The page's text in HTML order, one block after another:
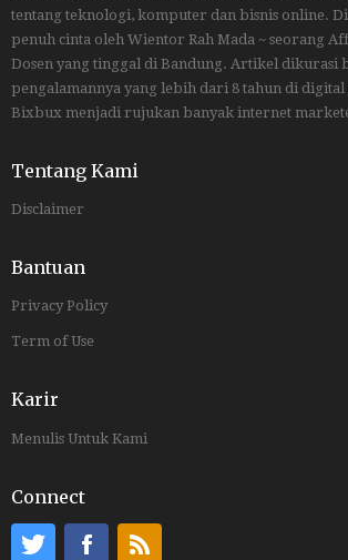
tentang teknologi, komputer dan bisnis online.
penuh cinta oleh Wientor Rah Mada ~ seorang
Dosen yang tinggal di Bandung. Artikel dikurasi
pengalamannya yang lebih dari 8 tahun di
Bixbux menjadi rujukan banyak internet
Tentang Kami
Disclaimer
Bantuan
Privacy Policy
Term of Use
Karir
Menulis Untuk Kami
Connect